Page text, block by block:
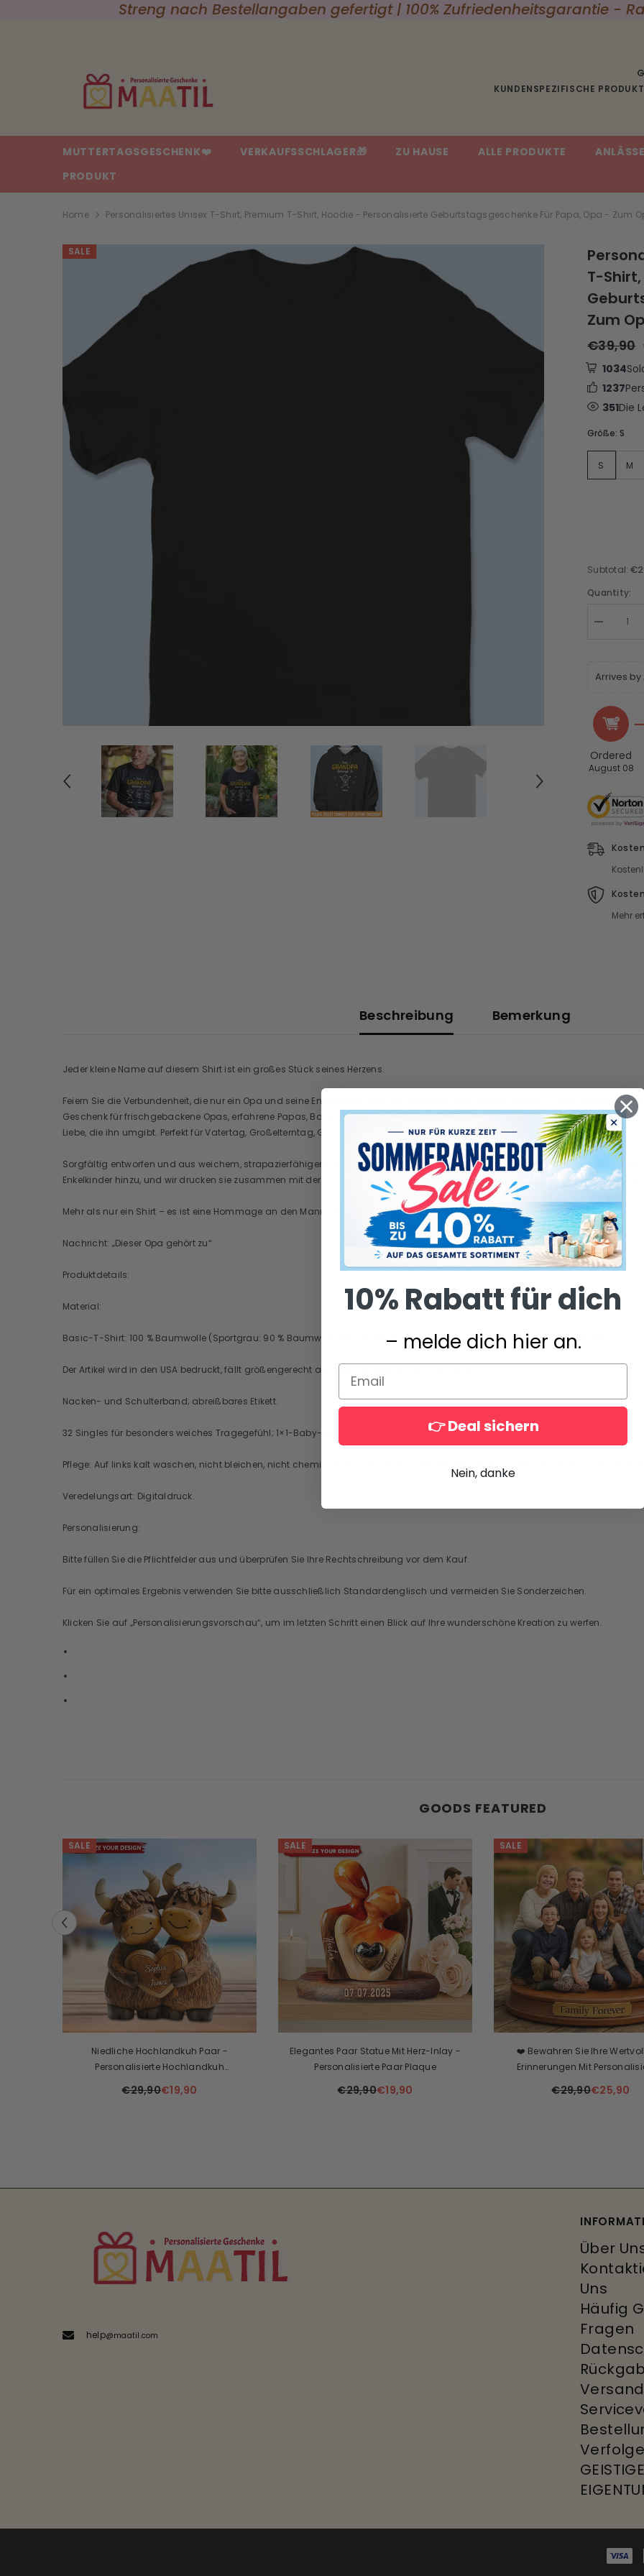
Streng nach Bestellangaben gefertigt | 100% Zufriedenheitsgarantie -
KUNDENSPEZIFISCHE
MUTTERTAGSGESCHENK❤️ VERKAUFSSCHLAGER🎁 ZU HAUSE ALLE PRODUKTE ANLÄSSE
PRODUKT
Home Personalisiertes Unisex T-Shirt, Premium T-Shirt, Hoodie - Personalisierte Geburtstagsgeschenke Für Papa, Opa - Zum
SALE
T-
Zum
€39,90
1034
1237
351Die
Größe: S
S M
Subtotal:
Quantity:
Arrives
Ordered
August 08
Mehr
Beschreibung Bemerkung
Jeder kleine Name auf diesem Shirt ist ein großes Stück seines Herzens.
Feiern Sie die Verbundenheit, die nur ein Opa und seine Enkelkinder teilen, mit unserem individuellen Unisex-T-Shirt, Premium-T-
Geschenk für frischgebackene Opas, erfahrene Papas, Bonus-Großväter oder Schwiegerväter, die diese besondere Rolle
Liebe, die ihn umgibt. Perfekt für Vatertag, Großelterntag, Geburtstage, Weihnachten, Thanksgiving oder einfach, um zu sagen:
Sorgfältig entworfen und aus weichem, strapazierfähigem Stoff gefertigt, ist es für alltäglichen Komfort und bleibende
Enkelkinder hinzu, und wir drucken sie zusammen mit der herzlichen Botschaft – so wird dieses Shirt zu einem Andenken, das er
Mehr als nur ein Shirt – es ist eine Hommage an den Mann, der ihnen die Welt bedeutet.
Nachricht: „Dieser Opa gehört zu“
Produktdetails:
Material:
Basic-T-Shirt: 100 % Baumwolle (Sportgrau: 90 % Baumwolle/10 % Polyester; Dunkelgrau: 50 % Baumwolle/50 % Polyester).
Der Artikel wird in den USA bedruckt, fällt größengerecht aus und hat eine Unisex-Passform.
Nacken- und Schulterband; abreißbares Etikett.
32 Singles für besonders weiches Tragegefühl; 1×1-Baby-Ripp-Strick-Kragen.
Pflege: Auf links kalt waschen, nicht bleichen, nicht chemisch reinigen, nicht direkt auf dem Motiv bügeln. Trocknen im Trockner
Veredelungsart: Digitaldruck.
Personalisierung:
Bitte füllen Sie die Pflichtfelder aus und überprüfen Sie Ihre Rechtschreibung vor dem Kauf.
Für ein optimales Ergebnis verwenden Sie bitte ausschließlich Standardenglisch und vermeiden Sie Sonderzeichen.
Klicken Sie auf „Personalisierungsvorschau“, um im letzten Schritt einen Blick auf Ihre wunderschöne Kreation zu werfen.
GOODS FEATURED
SALE
Niedliche Hochlandkuh Paar -
Personalisierte Hochlandkuh
€29,90€19,90
SALE
Elegantes Paar Statue Mit Herz-Inlay -
Personalisierte Paar Plaque
€29,90€19,90
SALE
❤️ Bewahren Sie Ihre
Erinnerungen Mit
€29,90€25,90
help@maatil.com
Über
Uns
Häufig
Fragen
GEISTIGE
10% Rabatt für dich
– melde dich hier an.
👉 Deal sichern
Nein, danke